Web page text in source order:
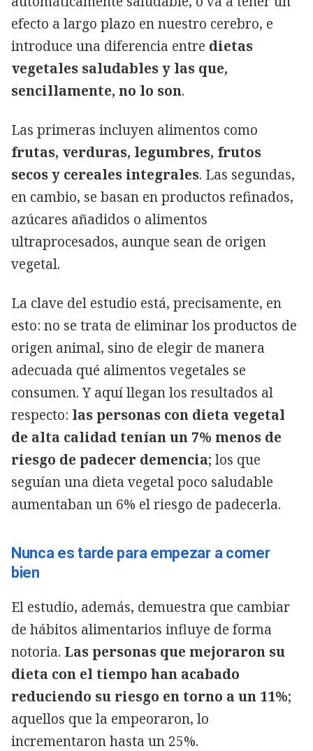
efecto a largo plazo en nuestro cerebro, e
introduce una diferencia entre dietas
vegetales saludables y las que,
sencillamente, no lo son.
Las primeras incluyen alimentos como
frutas, verduras, legumbres, frutos
secos y cereales integrales. Las segundas,
en cambio, se basan en productos refinados,
azúcares añadidos o alimentos
ultraprocesados, aunque sean de origen
vegetal.
La clave del estudio está, precisamente, en
esto: no se trata de eliminar los productos de
origen animal, sino de elegir de manera
adecuada qué alimentos vegetales se
consumen. Y aquí llegan los resultados al
respecto: las personas con dieta vegetal
de alta calidad tenían un 7% menos de
riesgo de padecer demencia; los que
seguían una dieta vegetal poco saludable
aumentaban un 6% el riesgo de padecerla.
Nunca es tarde para empezar a comer
bien
El estudio, además, demuestra que cambiar
de hábitos alimentarios influye de forma
notoria. Las personas que mejoraron su
dieta con el tiempo han acabado
reduciendo su riesgo en torno a un 11%;
aquellos que la empeoraron, lo
incrementaron hasta un 25%.